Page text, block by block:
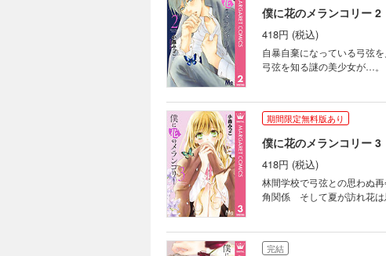
僕に花のメランコリー 2
418円 (税込)
自暴自棄になっている弓弦
弓弦を知る謎の美少女が…
期間限定無料版あり
僕に花のメランコリー 3
418円 (税込)
林間学校で弓弦との思わぬ
角関係 そして夏が訪れ花
完結